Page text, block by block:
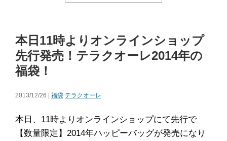
本日11時よりオンラインショップ
先行発売！テラクオーレ2014年の
福袋！
2013/12/26 | 福袋 テラクオーレ
本日、11時よりオンラインショップにて先行で
【数量限定】2014年ハッピーバッグが発売になり